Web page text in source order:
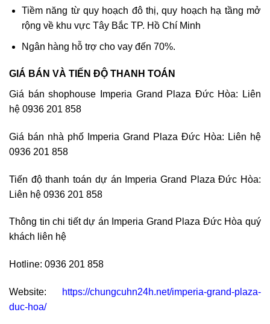
Tiềm năng từ quy hoạch đô thị, quy hoạch hạ tầng mở
rộng về khu vực Tây Bắc TP. Hồ Chí Minh
Ngân hàng hỗ trợ cho vay đến 70%.
GIÁ BÁN VÀ TIẾN ĐỘ THANH TOÁN
Giá bán shophouse Imperia Grand Plaza Đức Hòa: Liên
hệ 0936 201 858
Giá bán nhà phố Imperia Grand Plaza Đức Hòa: Liên hệ
0936 201 858
Tiến độ thanh toán dự án Imperia Grand Plaza Đức Hòa:
Liên hệ 0936 201 858
Thông tin chi tiết dự án Imperia Grand Plaza Đức Hòa quý
khách liên hệ
Hotline: 0936 201 858
Website:
https://chungcuhn24h.net/imperia-grand-plaza-
duc-hoa/